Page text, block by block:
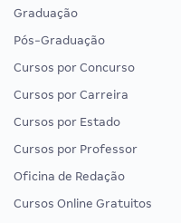
Graduação
Pós-Graduação
Cursos por Concurso
Cursos por Carreira
Cursos por Estado
Cursos por Professor
Oficina de Redação
Cursos Online Gratuitos